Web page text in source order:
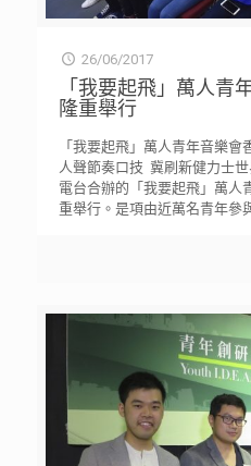
26/06/2017
「我要起飛」萬人青
隆重舉行
「我要起飛」萬人青年音樂
人聲節奏口技 冀刷新健力士
電台合辦的「我要起飛」萬人
重舉行。是項由近萬名青年參